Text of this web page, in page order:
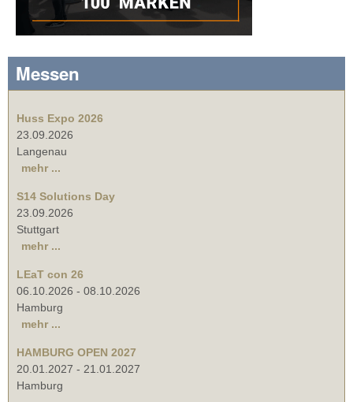
Messen
Huss Expo 2026
23.09.2026
Langenau
mehr ...
S14 Solutions Day
23.09.2026
Stuttgart
mehr ...
LEaT con 26
06.10.2026 - 08.10.2026
Hamburg
mehr ...
HAMBURG OPEN 2027
20.01.2027 - 21.01.2027
Hamburg